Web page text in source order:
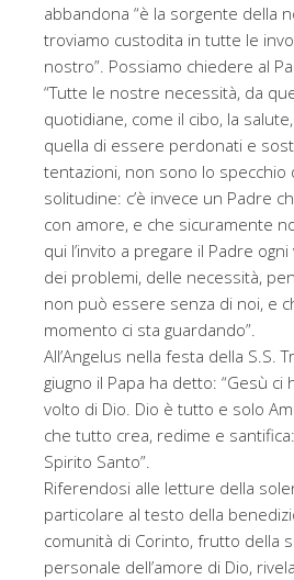
abbandona “è la sorgente della
troviamo custodita in tutte le
nostro”. Possiamo chiedere al
“Tutte le nostre necessità, da
quotidiane, come il cibo, la
quella di essere perdonati e
tentazioni, non sono lo specchio
solitudine: c’è invece un Padre
con amore, e che sicuramente
qui l’invito a pregare il Padre
dei problemi, delle necessità,
non può essere senza di noi, e
momento ci sta guardando”.
All’Angelus nella festa della S.S.
giugno il Papa ha detto: “Gesù ci
volto di Dio. Dio è tutto e solo
che tutto crea, redime e
Spirito Santo”.
Riferendosi alle letture della
particolare al testo della
comunità di Corinto, frutto della
personale dell’amore di Dio,